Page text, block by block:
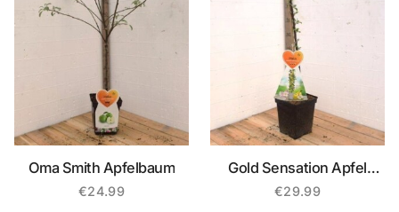
Oma Smith Apfelbaum
€24.99
Gold Sensation Apfel
Säulenbaum
€29.99